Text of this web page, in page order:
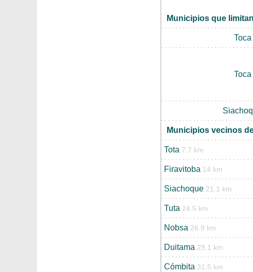
Municipios que
Toca
Toca
Municipios vecinos
Tota 7.7 km
Firavitoba 14 km
Siachoque 21.1 km
Tuta 24.5 km
Nobsa 26.9 km
Duitama 29.1 km
Cómbita 31.5 km